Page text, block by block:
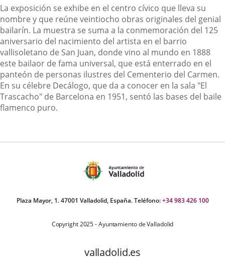
Descripción
La exposición se exhibe en el centro cívico que lleva su
nombre y que reúne veintiocho obras originales del genial
bailarín. La muestra se suma a la conmemoración del 125
aniversario del nacimiento del artista en el barrio
vallisoletano de San Juan, donde vino al mundo en 1888
este bailaor de fama universal, que está enterrado en el
panteón de personas ilustres del Cementerio del Carmen.
En su célebre Decálogo, que da a conocer en la sala "El
Trascacho" de Barcelona en 1951, sentó las bases del baile
flamenco puro.
Plaza Mayor, 1. 47001 Valladolid, España. Teléfono:+34 983 426 100
Copyright 2025 - Ayuntamiento de Valladolid
valladolid.es